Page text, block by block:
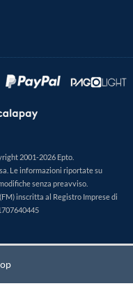
2001-2026 Epto.
Le informazioni riportate su
senza preavviso.
inscritta al Registro Imprese di